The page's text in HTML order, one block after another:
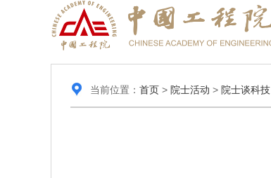
当前位置： 首页> 院士活动 > 院士谈科技